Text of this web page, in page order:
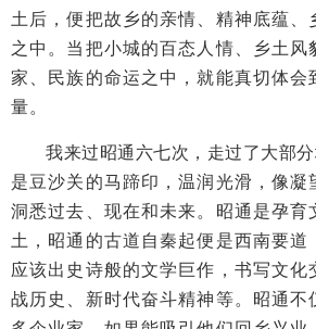
土后，便把故乡的亲情、精神底蕴、
之中。当把小城的百态人情、乡土风
家、民族的命运之中，就能真切体会
量。
我来过昭通六七次，走过了大部
是豆沙关的马蹄印，温润光滑，像凝
洞悉过去、现在和未来。昭通是孕育
土，昭通的古道自秦起便是西南要道
应该出史诗般的文学巨作，书写文化
战历史、新时代奋斗精神等。昭通不